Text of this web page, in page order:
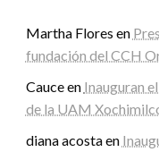
Martha Flores en
fundación del CCH
Cauceen Inauguran
de la UAM
diana acostaen